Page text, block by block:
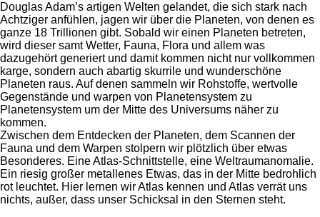
Douglas Adam’s artigen Welten gelandet, die sich stark nach
Achtziger anfühlen, jagen wir über die Planeten, von denen es
ganze 18 Trillionen gibt. Sobald wir einen Planeten betreten,
wird dieser samt Wetter, Fauna, Flora und allem was
dazugehört generiert und damit kommen nicht nur vollkommen
karge, sondern auch abartig skurrile und wunderschöne
Planeten raus. Auf denen sammeln wir Rohstoffe, wertvolle
Gegenstände und warpen von Planetensystem zu
Planetensystem um der Mitte des Universums näher zu
kommen.
Zwischen dem Entdecken der Planeten, dem Scannen der
Fauna und dem Warpen stolpern wir plötzlich über etwas
Besonderes. Eine Atlas-Schnittstelle, eine Weltraumanomalie.
Ein riesig großer metallenes Etwas, das in der Mitte bedrohlich
rot leuchtet. Hier lernen wir Atlas kennen und Atlas verrät uns
nichts, außer, dass unser Schicksal in den Sternen steht.